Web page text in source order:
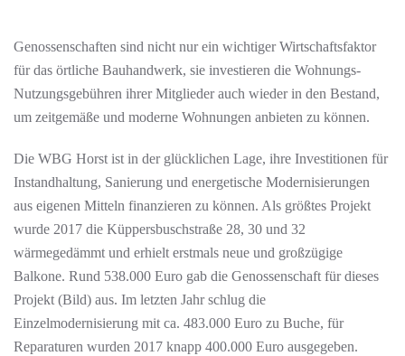
Genossenschaften sind nicht nur ein wichtiger Wirtschaftsfaktor
für das örtliche Bauhandwerk, sie investieren die Wohnungs-
Nutzungsgebühren ihrer Mitglieder auch wieder in den Bestand,
um zeitgemäße und moderne Wohnungen anbieten zu können.
Die WBG Horst ist in der glücklichen Lage, ihre Investitionen für
Instandhaltung, Sanierung und energetische Modernisierungen
aus eigenen Mitteln finanzieren zu können. Als größtes Projekt
wurde 2017 die Küppersbuschstraße 28, 30 und 32
wärmegedämmt und erhielt erstmals neue und großzügige
Balkone. Rund 538.000 Euro gab die Genossenschaft für dieses
Projekt (Bild) aus. Im letzten Jahr schlug die
Einzelmodernisierung mit ca. 483.000 Euro zu Buche, für
Reparaturen wurden 2017 knapp 400.000 Euro ausgegeben.